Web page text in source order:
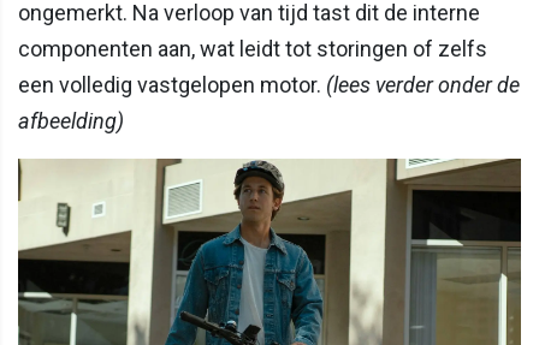
ongemerkt. Na verloop van tijd tast dit de interne
componenten aan, wat leidt tot storingen of zelfs
een volledig vastgelopen motor. (lees verder onder de
afbeelding)